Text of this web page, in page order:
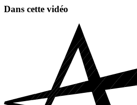
Dans cette vidéo